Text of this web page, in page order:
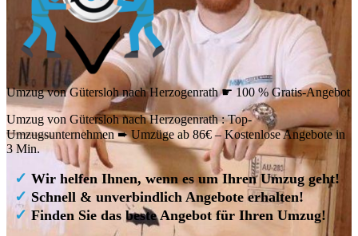
Umzug von Gütersloh nach Herzogenrath ☛ 100 % Gratis-Angebot
Umzug von Gütersloh nach Herzogenrath : Top-
Umzugsunternehmen ➨ Umzüge ab 86€ – Kostenlose Angebote in
3 Min.
✓ Wir helfen Ihnen, wenn es um Ihren Umzug geht!
✓Schnell & unverbindlich Angebote erhalten!
✓ Finden Sie das beste Angebot für Ihren Umzug!